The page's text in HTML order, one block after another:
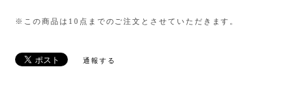
※この商品は10点までのご注文とさせていただきます。
通報する